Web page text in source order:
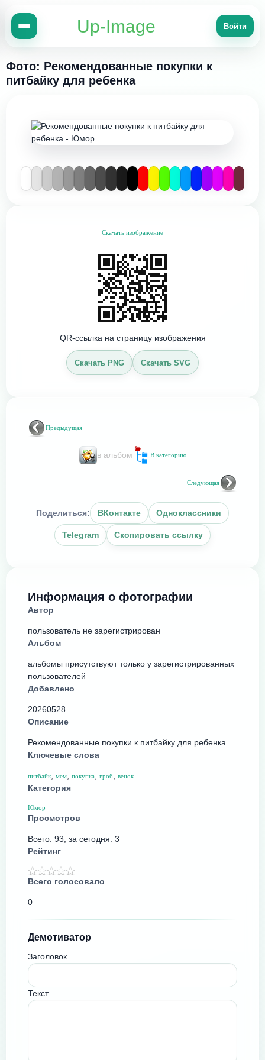
Up-Image Войти
Фото: Рекомендованные покупки к
питбайку для ребенка
Скачать изображение
QR-ссылка на страницу изображения
Скачать PNG Скачать SVG
Предыдущая
в альбом В категорию
Следующая
Поделиться: ВКонтакте Одноклассники
Telegram Скопировать ссылку
Информация о фотографии
Автор
пользователь не зарегистрирован
Альбом
альбомы присутствуют только у зарегистрированных
пользователей
Добавлено
20260528
Описание
Рекомендованные покупки к питбайку для ребенка
Ключевые слова
питбайк мем покупка гроб венок
Категория
Юмор
Просмотров
Всего: 93, за сегодня: 3
Рейтинг
Всего голосовало
0
Демотиватор
Заголовок
Текст